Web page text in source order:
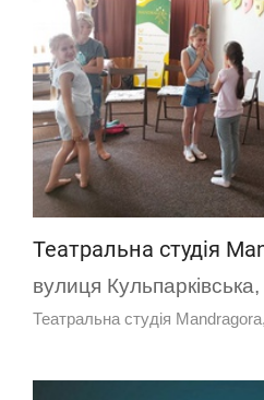
Театральна студія
вулиця
Театральна студія